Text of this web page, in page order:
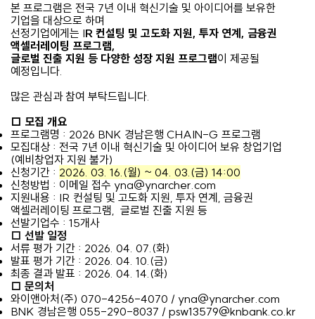
본 프로그램은 전국 7년 이내 혁신기술 및 아이디어를 보유한
기업을 대상으로 하며
선정기업에게는 IR 컨설팅 및 고도화 지원, 투자 연계, 금융권
액셀러레이팅 프로그램,
글로벌 진출 지원 등 다양한 성장 지원 프로그램이 제공될
예정입니다.
많은 관심과 참여 부탁드립니다.
□ 모집 개요
프로그램명 : 2026 BNK 경남은행 CHAIN-G 프로그램
모집대상 : 전국 7년 이내 혁신기술 및 아이디어 보유 창업기업
(예비창업자 지원 불가)
신청기간 : 2026. 03. 16.(월) ~ 04. 03.(금) 14:00
신청방법 : 이메일 접수 yna@ynarcher.com
지원내용 : IR 컨설팅 및 고도화 지원, 투자 연계, 금융권
액셀러레이팅 프로그램, 글로벌 진출 지원 등
선발기업수 : 15개사
□ 선발 일정
서류 평가 기간 : 2026. 04. 07.(화)
발표 평가 기간 : 2026. 04. 10.(금)
최종 결과 발표 : 2026. 04. 14.(화)
□ 문의처
와이앤아처(주) 070-4256-4070 / yna@ynarcher.com
BNK 경남은행 055-290-8037 / psw13579@knbank.co.kr